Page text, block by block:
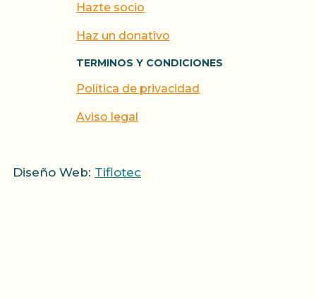
Hazte socio
Haz un donativo
TERMINOS Y CONDICIONES
Política de privacidad
Aviso legal
Diseño Web: Tiflotec